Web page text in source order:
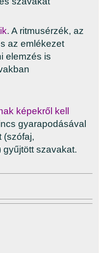
. A ritmusérzék, az
az emlékezet
elemzés is
képekről kell
gyarapodásával
(szófaj,
szavakat.